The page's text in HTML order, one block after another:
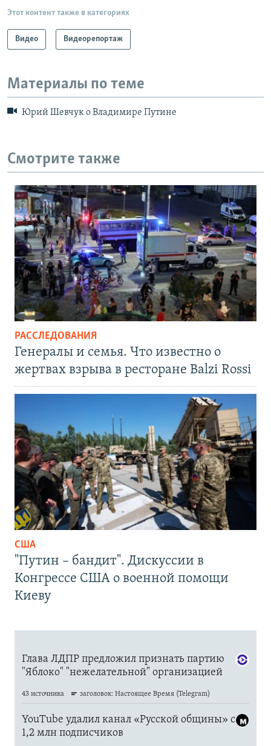
Этот контент также в категориях
Видео Видеорепортаж
Материалы по теме
Юрий Шевчук о Владимире Путине
Смотрите также
РАССЛЕДОВАНИЯ
Генералы и семья. Что известно о
жертвах взрыва в ресторане Balzi Rossi
США
"Путин – бандит". Дискуссии в
Конгрессе США о военной помощи
Киеву